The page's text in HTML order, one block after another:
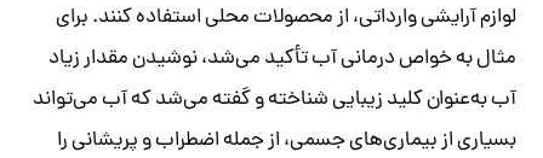
لوازم آرایشی وارداتی، از محصولات محلی استفاده کنند. برای
مثال به خواص درمانی آب تأکید می‌شد، نوشیدن مقدار زیاد
آب به‌عنوان کلید زیبایی شناخته و گفته می‌شد که آب می‌تواند
بسیاری از بیماری‌های جسمی، از جمله اضطراب و پریشانی را